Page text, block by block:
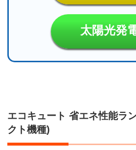
太陽光発
エコキュート 省エネ性能ラ
クト機種)